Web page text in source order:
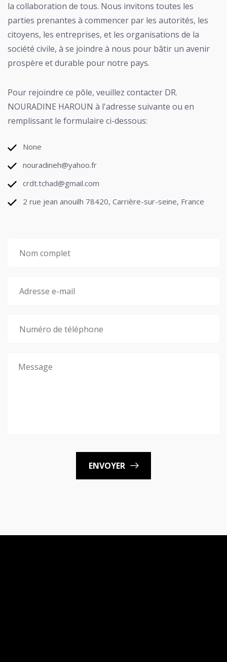
la collaboration de tous. Nous invitons toutes les
parties prenantes à commencer par les autorités, les
citoyens, les entreprises, et les organisations de la
société civile, à se joindre à nous pour bâtir un avenir
prospère et durable pour notre pays.
Pour rejoindre ce pôle, veuillez contacter DR.
NOURADINE HAROUN à l'adresse suivante ou en
remplissant le formulaire ci-dessous:
None
nouradineh@yahoo.fr
crdt.tchad@gmail.com
2 rue jean anouilh 78420, Carrière-sur-seine, France
ENVOYER